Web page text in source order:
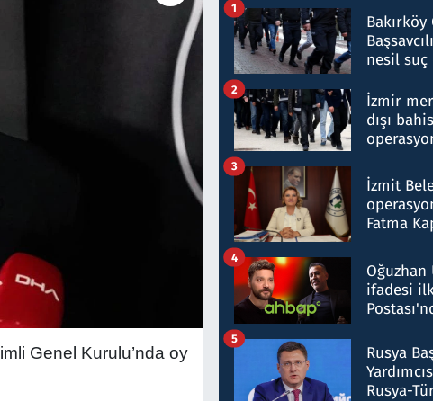
Genel Kurulu’nda oy
nesil
hakkında
1
İzmir
dışı bahis
Milyar
trafiği
2
İzmit
Fatma
3
Oğuzhan
ifadesi
4
Rusya
Rusya-
5